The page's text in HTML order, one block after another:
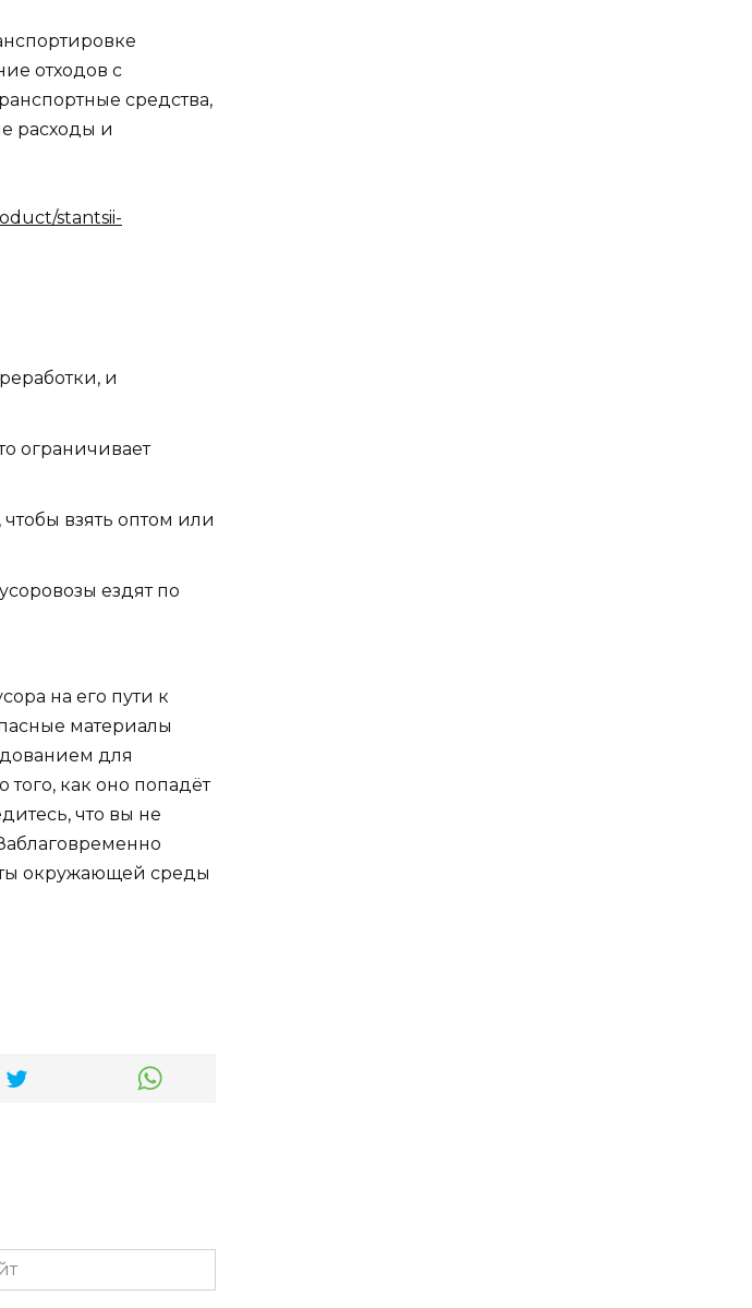
отходов с
средства,
расходы и
stantsii-
и
ограничивает
взять оптом или
ездят по
на его пути к
материалы
для
того, как оно попадёт
что вы не
окружающей среды